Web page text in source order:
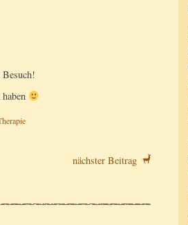
nächster Beitrag